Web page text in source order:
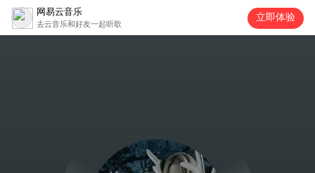
网易云音乐
去云音乐和好友一起听歌
立即体验